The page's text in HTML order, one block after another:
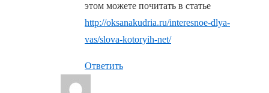
этом можете почитать в статье
http://oksanakudria.ru/interesnoe-dlya-
vas/slova-kotoryih-net/
Ответить